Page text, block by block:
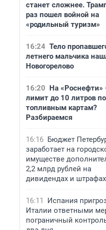
станет сложнее.
раз пошел войной на
«родильный туризм»
16:24 Тело
летнего мальчика
Новогорелово
16:20 На «Роснефти»
лимит до 10 литров по
топливным картам?
Разбираемся
16:16 Бюджет
заработает на
имуществе
2,2 млрд рублей на
дивидендах и штрафах
16:11
Испания
Италии ответными
пограничный